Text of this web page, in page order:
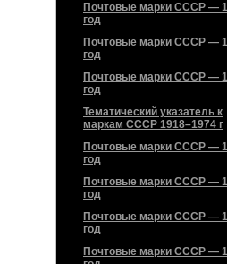
Почтовые марки СССР —
год
Почтовые марки СССР —
год
Почтовые марки СССР —
год
Тематический указатель к
маркам СССР 1918–1974 г
Почтовые марки СССР —
год
Почтовые марки СССР —
год
Почтовые марки СССР —
год
Почтовые марки СССР —